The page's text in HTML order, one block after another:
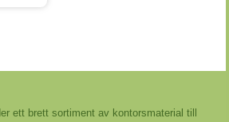
ett brett sortiment av kontorsmaterial till